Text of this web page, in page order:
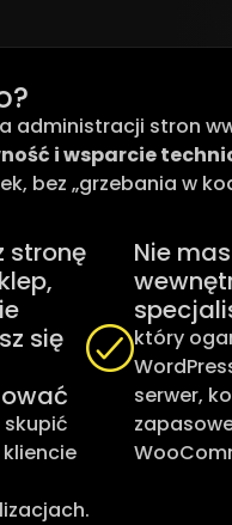
administracji stron
i wsparcie
bez „grzebania w
stronę
się
skupić
Nie
który
serwer,